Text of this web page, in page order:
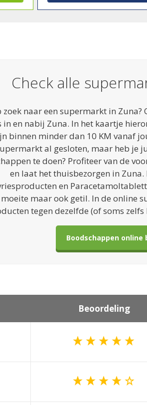
Check alle
zoek naar een supermarkt in
in en nabij Zuna. In het kaartje
binnen minder dan 10 KM vanaf
al gesloten, maar heb je
te doen? Profiteer van de
en laat het thuisbezorgen in
en
maar ook getil. In de online
tegen dezelfde (of soms
Boodschappen online
Beoordeling